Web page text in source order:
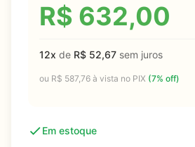
R$ 632,00
12x de R$ 52,67 sem juros
ou R$ 587,76 à vista no PIX (7% off)
Em estoque